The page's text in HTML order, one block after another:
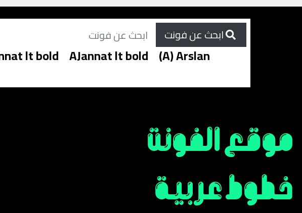
lt bold AJannat lt bold (A) Arslan